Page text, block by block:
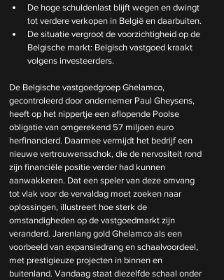
De hoge schuldenlast blijft wegen en dwingt
tot verdere verkopen in België en daarbuiten.
De situatie vergroot de voorzichtigheid op de
Belgische markt: Belgisch vastgoed kraakt
volgens investeerders.
De Belgische vastgoedgroep Ghelamco,
gecontroleerd door ondernemer Paul Gheysens,
heeft op het nippertje een aflopende Poolse
obligatie van omgerekend 57 miljoen euro
herfinancierd. Daarmee vermijdt het bedrijf een
nieuwe vertrouwensschok, die de nervositeit rond
zijn financiële positie verder had kunnen
aanwakkeren. Dat een speler van deze omvang
tot vlak voor de vervaldag moet zoeken naar
oplossingen, illustreert hoe sterk de
omstandigheden op de vastgoedmarkt zijn
veranderd. Jarenlang gold Ghelamco als een
voorbeeld van expansiedrang en schaalvoordeel,
met prestigieuze projecten in binnen en
buitenland. Vandaag staat diezelfde schaal onder